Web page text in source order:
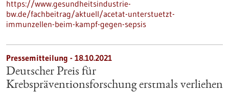
https://www.gesundheitsindustrie-
bw.de/fachbeitrag/aktuell/acetat-unterstuetzt-
immunzellen-beim-kampf-gegen-sepsis
Pressemitteilung - 18.10.2021
Deutscher Preis für
Krebspräventionsforschung erstmals verliehen